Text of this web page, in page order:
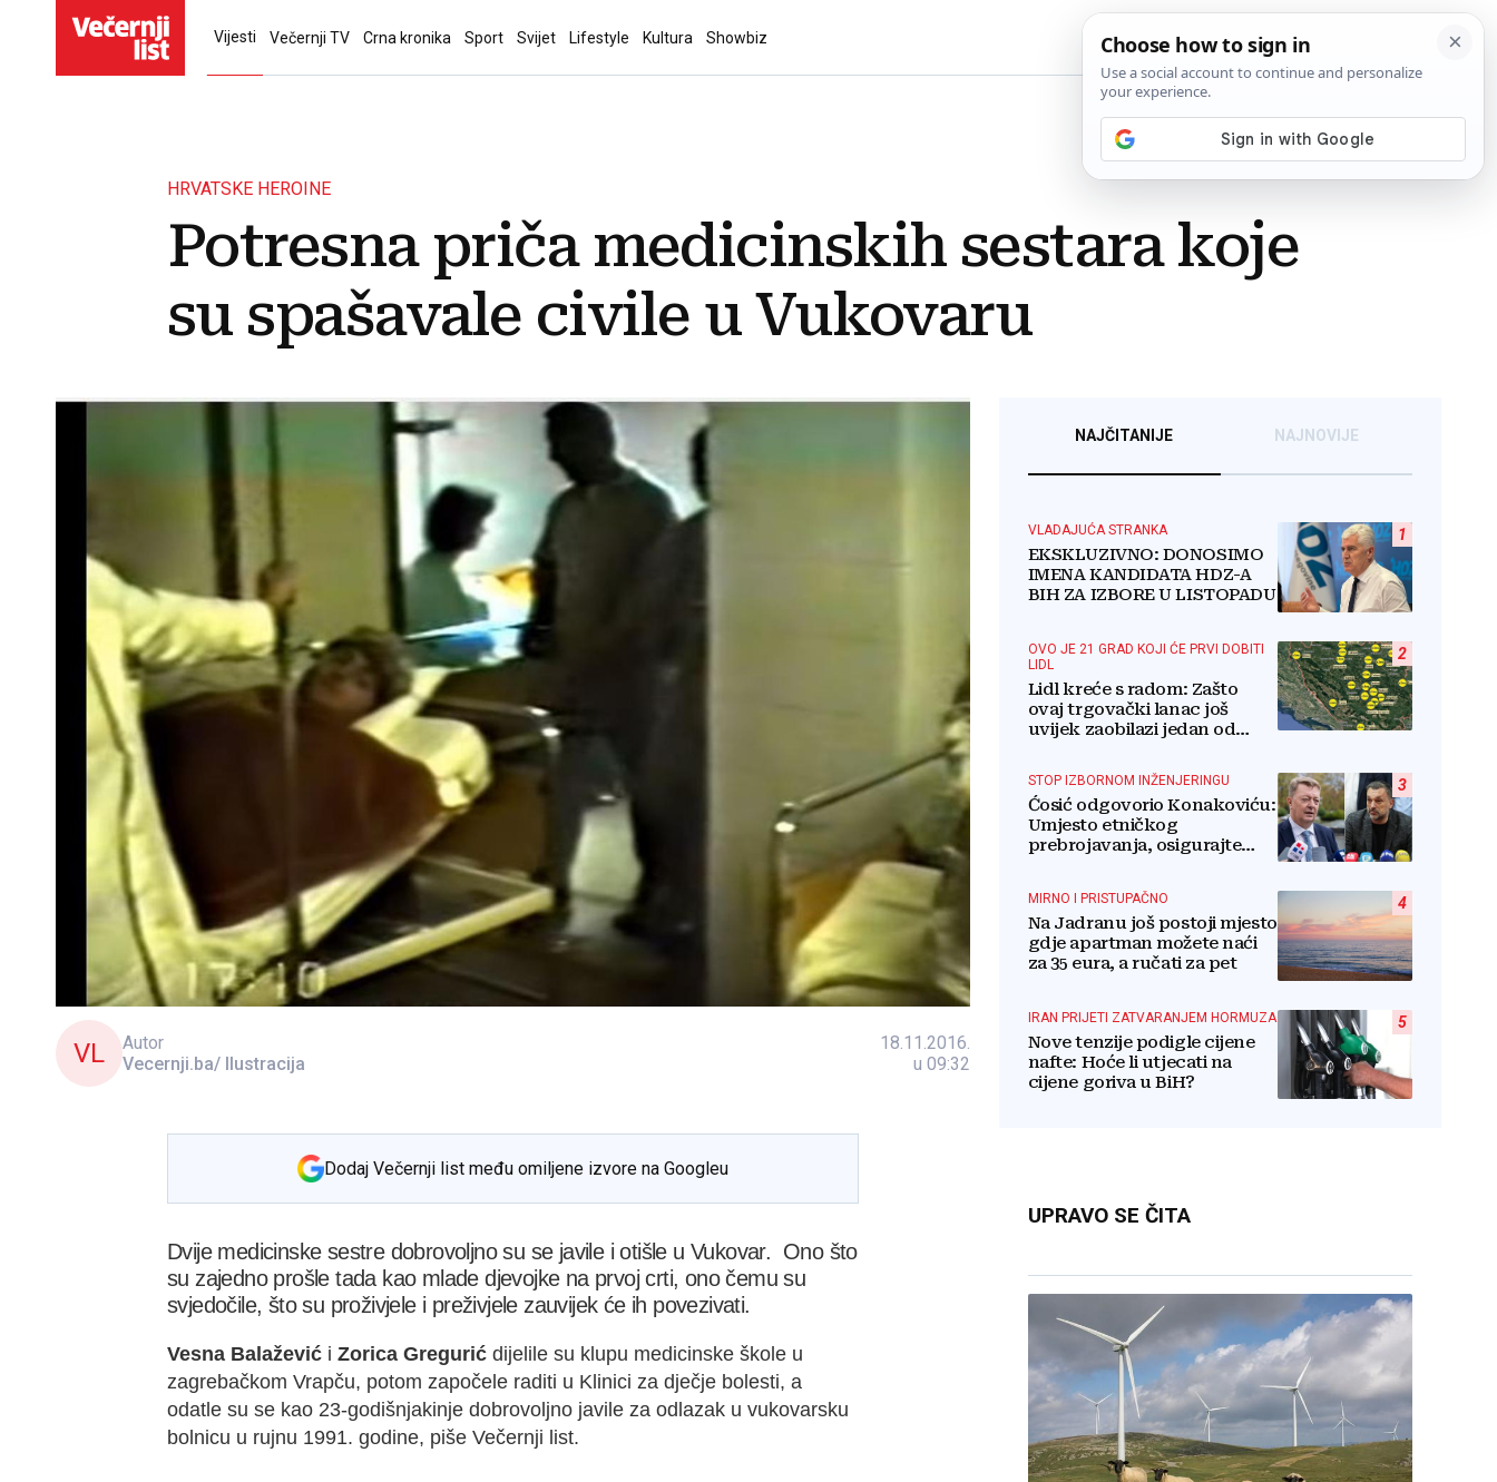
Vijesti Večernji TV Crna kronika Sport Svijet Lifestyle Kultura Showbiz
HRVATSKE HEROINE
Potresna priča medicinskih sestara koje
su spašavale civile u Vukovaru
VL
Autor
Vecernji.ba/ Ilustracija
18.11.2016.
u 09:32
Dodaj Večernji list među omiljene izvore na Googleu
Dvije medicinske sestre dobrovoljno su se javile i otišle u Vukovar. Ono što
su zajedno prošle tada kao mlade djevojke na prvoj crti, ono čemu su
svjedočile, što su proživjele i preživjele zauvijek će ih povezivati.
Vesna Balažević i Zorica Gregurić dijelile su klupu medicinske škole u
zagrebačkom Vrapču, potom započele raditi u Klinici za dječje bolesti, a
odatle su se kao 23-godišnjakinje dobrovoljno javile za odlazak u vukovarsku
bolnicu u rujnu 1991. godine, piše Večernji list.
NAJČITANIJE NAJNOVIJE
1
VLADAJUĆA STRANKA
EKSKLUZIVNO: DONOSIMO
IMENA KANDIDATA HDZ-A
BIH ZA IZBORE U LISTOPADU
2
OVO JE 21 GRAD KOJI ĆE PRVI DOBITI
LIDL
Lidl kreće s radom: Zašto
ovaj trgovački lanac još
uvijek zaobilazi jedan od
3
STOP IZBORNOM INŽENJERINGU
Ćosić odgovorio Konakoviću:
Umjesto etničkog
prebrojavanja, osigurajte
4
MIRNO I PRISTUPAČNO
Na Jadranu još postoji mjesto
gdje apartman možete naći
za 35 eura, a ručati za pet
5
IRAN PRIJETI ZATVARANJEM HORMUZA
Nove tenzije podigle cijene
nafte: Hoće li utjecati na
cijene goriva u BiH?
UPRAVO SE ČITA